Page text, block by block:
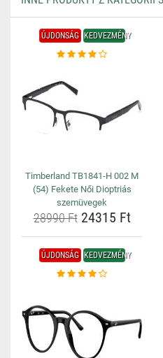
ÚJDONSÁG KEDVEZMÉNY
Timberland TB1841-H 002 M
(54) Fekete Női Dioptriás
szemüvegek
28990 Ft24315 Ft
ÚJDONSÁG KEDVEZMÉNY